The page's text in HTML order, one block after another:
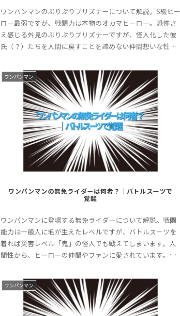
ワンパンマンのぷりぷりブリズナーについて解説。S級ヒー
ロー最弱ですが、戦闘力は本物のオカマヒーロー。恐怖さ
え感じる外見のぷりぷりブリズナーですが、怪人化した彼
氏（？）たちを人間に戻すことを諦めない仲間想いな性格
ワンパンマン
ワンパンマンの無免ライダーは何者？｜バトルスーツで
覚醒
ワンパンマンに登場する無免ライダーについて解説。戦闘
能力は一般人に毛が生えたレベルですが、バトルスーツを
着れば災害レベル「鬼」の怪人でも戦えてしまいます。人
間性から、ヒーローの仲間やファンに愛されています。ぜ
ワンパンマン